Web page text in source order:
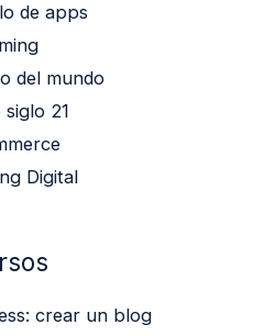
de apps
del mundo
siglo 21
Digital
crear un blog